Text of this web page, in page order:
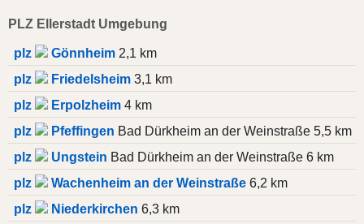
PLZ Ellerstadt Umgebung
plz Gönnheim 2,1 km
plz
Friedelsheim 3,1 km
plz
Erpolzheim 4 km
plz
Pfeffingen Bad Dürkheim an der Weinstraße 5,5 km
plz
Ungstein Bad Dürkheim an der Weinstraße 6 km
plz
Wachenheim an der Weinstraße 6,2 km
plz
Niederkirchen 6,3 km